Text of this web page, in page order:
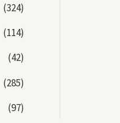
(324)
(114)
(42)
(285)
(97)